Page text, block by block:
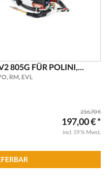
805G FÜR POLINI,...
RM, EVL
216,70 €
197,00 € *
incl. 19 % Mwst.